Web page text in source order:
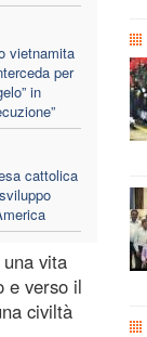
vietnamita
per
in
cattolica
vita
e verso il
civiltà